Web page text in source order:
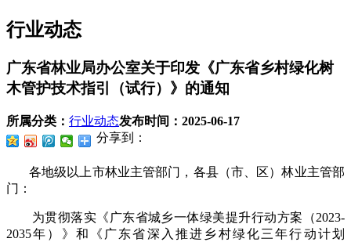
行业动态
广东省林业局办公室关于印发《广东省乡村绿化树
木管护技术指引（试行）》的通知
所属分类： 行业动态发布时间： 2025-06-17
分享到：
各地级以上市林业主管部门，各县（市、区）林业主管部
门：
为贯彻落实《广东省城乡一体绿美提升行动方案（2023-
2035年）》和《广东省深入推进乡村绿化三年行动计划